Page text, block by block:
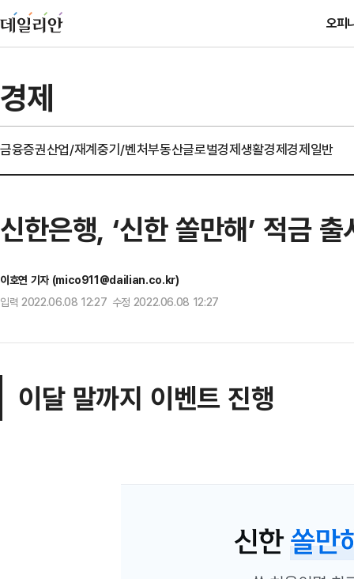
오피
경제
금융증권산업/재계중기/벤처부동산글로벌경제생활경제경제일반
신한은행, ‘신한 쏠만해’ 적금
이호연 기자 (mico911@dailian.co.kr)
입력 2022.06.08 12:27 수정 2022.06.08 12:27
이달 말까지 이벤트 진행